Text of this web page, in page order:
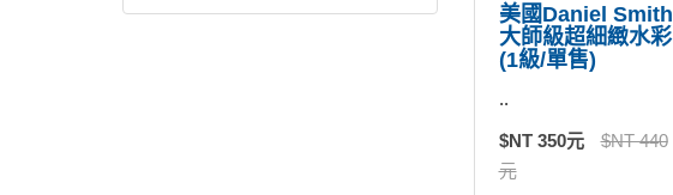
美國Daniel Smith
大師級超細緻水彩
(1級/單售)
..
$NT 350元
$NT 440
元